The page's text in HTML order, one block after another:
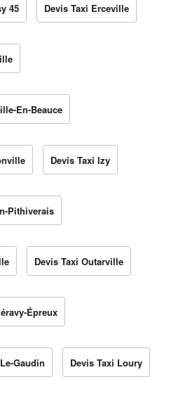
45 Devis Taxi Erceville
En-Beauce
Devis Taxi Izy
Pithiverais
Devis Taxi Outarville
Épreux
Gaudin Devis Taxi Loury